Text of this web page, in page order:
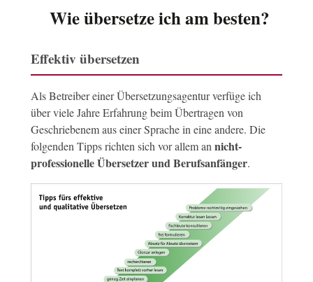
Wie übersetze ich am besten?
Effektiv übersetzen
Als Betreiber einer Übersetzungsagentur verfüge ich
über viele Jahre Erfahrung beim Übertragen von
Geschriebenem aus einer Sprache in eine andere. Die
folgenden Tipps richten sich vor allem an nicht-
professionelle Übersetzer und Berufsanfänger.